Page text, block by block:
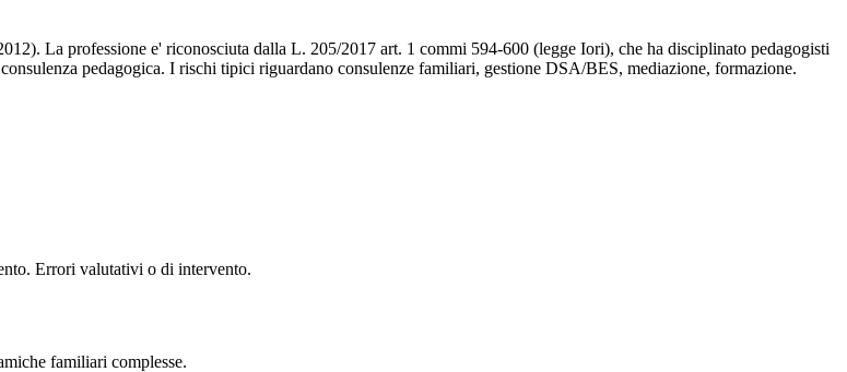
La professione e' riconosciuta dalla L. 205/2017 art. 1 commi 594-600 (legge Iori), che ha disciplinato pedagogisti
pedagogica. I rischi tipici riguardano consulenze familiari, gestione DSA/BES, mediazione, formazione.
Errori valutativi o di intervento.
familiari complesse.